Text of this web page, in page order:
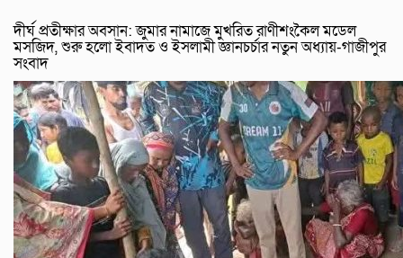
দীর্ঘ প্রতীক্ষার অবসান: জুমার নামাজে মুখরিত রাণীশংকৈল মডেল
মসজিদ, শুরু হলো ইবাদত ও ইসলামী জ্ঞানচর্চার নতুন অধ্যায়-গাজীপুর
সংবাদ